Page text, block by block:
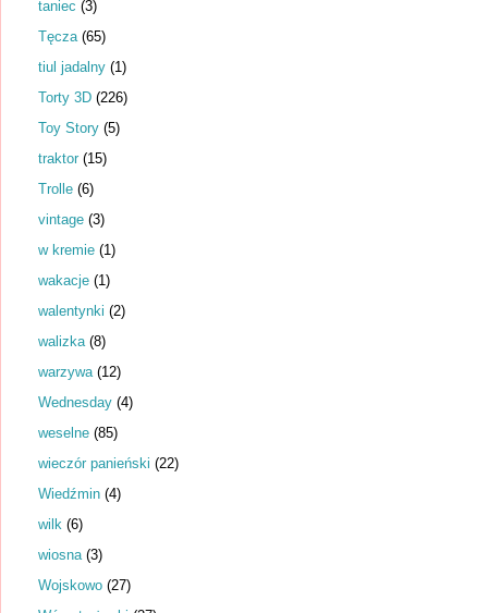
taniec (3)
Tęcza (65)
tiul jadalny (1)
Torty 3D (226)
Toy Story (5)
traktor (15)
Trolle (6)
vintage (3)
w kremie (1)
wakacje (1)
walentynki (2)
walizka (8)
warzywa (12)
Wednesday (4)
weselne (85)
wieczór panieński (22)
Wiedźmin (4)
wilk (6)
wiosna (3)
Wojskowo (27)